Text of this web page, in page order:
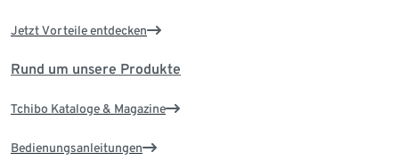
Jetzt Vorteile entdecken
Rund um unsere Produkte
Tchibo Kataloge & Magazine
Bedienungsanleitungen